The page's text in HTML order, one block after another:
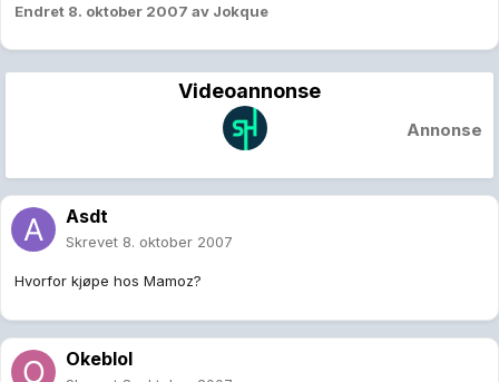
Endret 8. oktober 2007 av Jokque
Videoannonse
Annonse
Asdt
Skrevet 8. oktober 2007
Hvorfor kjøpe hos Mamoz?
Okeblol